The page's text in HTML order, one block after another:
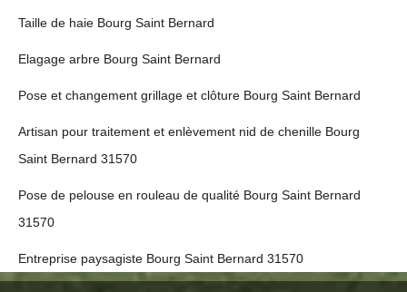
Taille de haie Bourg Saint Bernard
Elagage arbre Bourg Saint Bernard
Pose et changement grillage et clôture Bourg Saint Bernard
Artisan pour traitement et enlèvement nid de chenille Bourg
Saint Bernard 31570
Pose de pelouse en rouleau de qualité Bourg Saint Bernard
31570
Entreprise paysagiste Bourg Saint Bernard 31570